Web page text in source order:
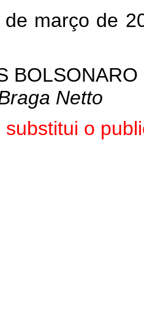
março de
BOLSONARO
Netto
substitui o